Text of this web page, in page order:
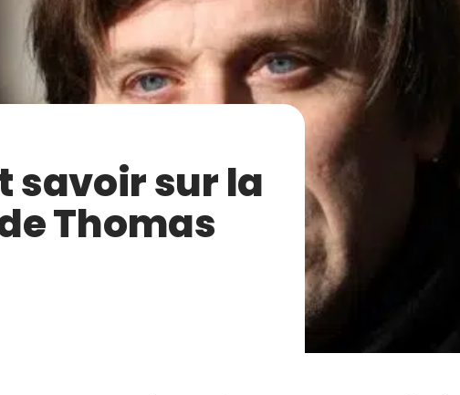
savoir sur la
Thomas